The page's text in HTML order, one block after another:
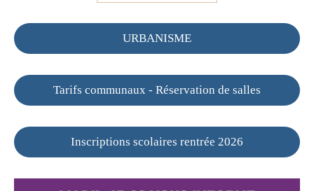
URBANISME
Tarifs communaux - Réservation de salles
Inscriptions scolaires rentrée 2026